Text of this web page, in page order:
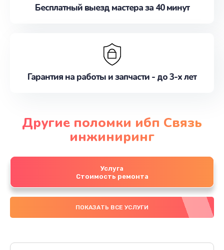
Бесплатный выезд мастера за 40 минут
Гарантия на работы и запчасти - до 3-х лет
Другие поломки ибп Связь
инжиниринг
Услуга
Стоимость ремонта
ПОКАЗАТЬ ВСЕ УСЛУГИ